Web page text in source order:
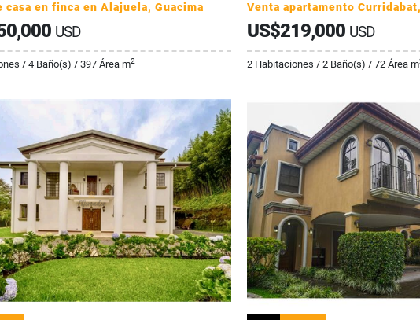
casa en finca en Alajuela, Guacima
USD
/ 4 Baño(s) / 397 Área m2
US$219,000 USD
2 Habitaciones / 2 Baño(s) / 72 Área m